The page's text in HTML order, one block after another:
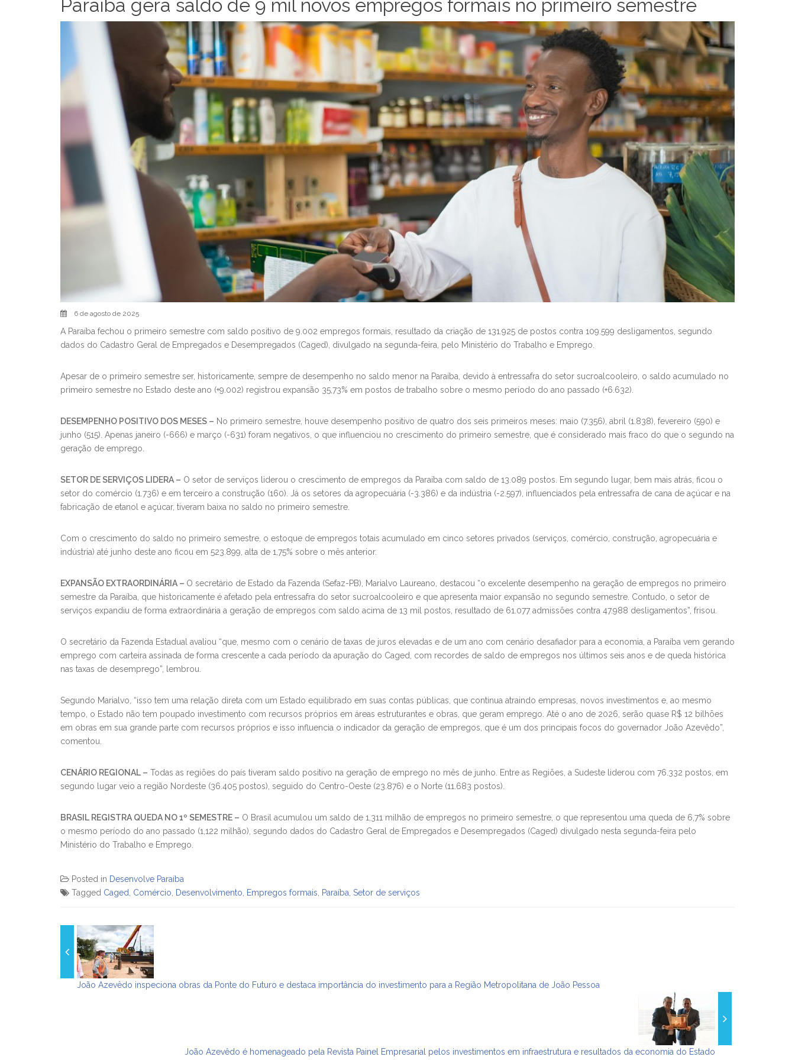
Paraíba gera saldo de 9 mil novos empregos formais no primeiro semestre
6 de agosto de 2025
A Paraíba fechou o primeiro semestre com saldo positivo de 9.002 empregos formais, resultado da criação de 131.925 de postos contra 109.599 desligamentos, segundo
dados do Cadastro Geral de Empregados e Desempregados (Caged), divulgado na segunda-feira, pelo Ministério do Trabalho e Emprego.
Apesar de o primeiro semestre ser, historicamente, sempre de desempenho no saldo menor na Paraíba, devido à entressafra do setor sucroalcooleiro, o saldo acumulado no
primeiro semestre no Estado deste ano (+9.002) registrou expansão 35,73% em postos de trabalho sobre o mesmo período do ano passado (+6.632).
DESEMPENHO POSITIVO DOS MESES – No primeiro semestre, houve desempenho positivo de quatro dos seis primeiros meses: maio (7.356), abril (1.838), fevereiro (590) e
junho (515). Apenas janeiro (-666) e março (-631) foram negativos, o que influenciou no crescimento do primeiro semestre, que é considerado mais fraco do que o segundo na
geração de emprego.
SETOR DE SERVIÇOS LIDERA – O setor de serviços liderou o crescimento de empregos da Paraíba com saldo de 13.089 postos. Em segundo lugar, bem mais atrás, ficou o
setor do comércio (1.736) e em terceiro a construção (160). Já os setores da agropecuária (-3.386) e da indústria (-2.597), influenciados pela entressafra de cana de açúcar e na
fabricação de etanol e açúcar, tiveram baixa no saldo no primeiro semestre.
Com o crescimento do saldo no primeiro semestre, o estoque de empregos totais acumulado em cinco setores privados (serviços, comércio, construção, agropecuária e
indústria) até junho deste ano ficou em 523.899, alta de 1,75% sobre o mês anterior.
EXPANSÃO EXTRAORDINÁRIA – O secretário de Estado da Fazenda (Sefaz-PB), Marialvo Laureano, destacou “o excelente desempenho na geração de empregos no primeiro
semestre da Paraíba, que historicamente é afetado pela entressafra do setor sucroalcooleiro e que apresenta maior expansão no segundo semestre. Contudo, o setor de
serviços expandiu de forma extraordinária a geração de empregos com saldo acima de 13 mil postos, resultado de 61.077 admissões contra 47.988 desligamentos”, frisou.
O secretário da Fazenda Estadual avaliou “que, mesmo com o cenário de taxas de juros elevadas e de um ano com cenário desafiador para a economia, a Paraíba vem gerando
emprego com carteira assinada de forma crescente a cada período da apuração do Caged, com recordes de saldo de empregos nos últimos seis anos e de queda histórica
nas taxas de desemprego”, lembrou.
Segundo Marialvo, “isso tem uma relação direta com um Estado equilibrado em suas contas públicas, que continua atraindo empresas, novos investimentos e, ao mesmo
tempo, o Estado não tem poupado investimento com recursos próprios em áreas estruturantes e obras, que geram emprego. Até o ano de 2026, serão quase R$ 12 bilhões
em obras em sua grande parte com recursos próprios e isso influencia o indicador da geração de empregos, que é um dos principais focos do governador João Azevêdo”,
comentou.
CENÁRIO REGIONAL – Todas as regiões do país tiveram saldo positivo na geração de emprego no mês de junho. Entre as Regiões, a Sudeste liderou com 76.332 postos, em
segundo lugar veio a região Nordeste (36.405 postos), seguido do Centro-Oeste (23.876) e o Norte (11.683 postos).
BRASIL REGISTRA QUEDA NO 1º SEMESTRE – O Brasil acumulou um saldo de 1,311 milhão de empregos no primeiro semestre, o que representou uma queda de 6,7% sobre
o mesmo período do ano passado (1,122 milhão), segundo dados do Cadastro Geral de Empregados e Desempregados (Caged) divulgado nesta segunda-feira pelo
Ministério do Trabalho e Emprego.
Posted in Desenvolve Paraíba
Tagged Caged Comércio Desenvolvimento Empregos formais Paraíba Setor de serviços
João Azevêdo inspeciona obras da Ponte do Futuro e destaca importância do investimento para a Região Metropolitana de João Pessoa
João Azevêdo é homenageado pela Revista Painel Empresarial pelos investimentos em infraestrutura e resultados da economia do Estado